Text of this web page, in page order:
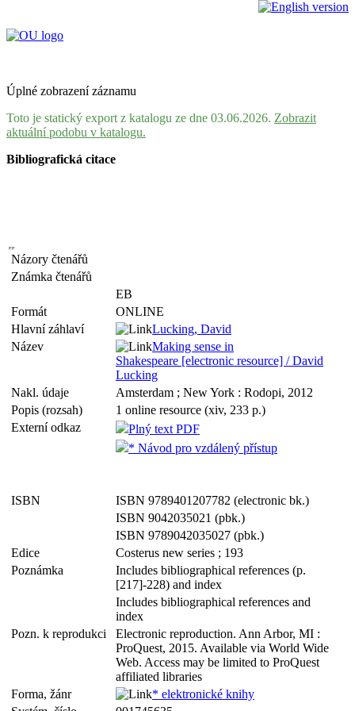
Úplné zobrazení záznamu
Toto je statický export z katalogu ze dne 03.06.2026. Zobrazit
aktuální podobu v katalogu.
Bibliografická citace
Názory čtenářů
Známka čtenářů
EB
Formát
ONLINE
Hlavní záhlaví
Lucking, David
Název
Making sense in
Shakespeare [electronic resource] / David
Lucking
Nakl. údaje
Amsterdam ; New York : Rodopi, 2012
Popis (rozsah)
1 online resource (xiv, 233 p.)
Externí odkaz
Plný text PDF
* Návod pro vzdálený přístup
ISBN
ISBN 9789401207782 (electronic bk.)
ISBN 9042035021 (pbk.)
ISBN 9789042035027 (pbk.)
Edice
Costerus new series ; 193
Poznámka
Includes bibliographical references (p.
[217]-228) and index
Includes bibliographical references and
index
Pozn. k reprodukci
Electronic reproduction. Ann Arbor, MI :
ProQuest, 2015. Available via World Wide
Web. Access may be limited to ProQuest
affiliated libraries
Forma, žánr
* elektronické knihy